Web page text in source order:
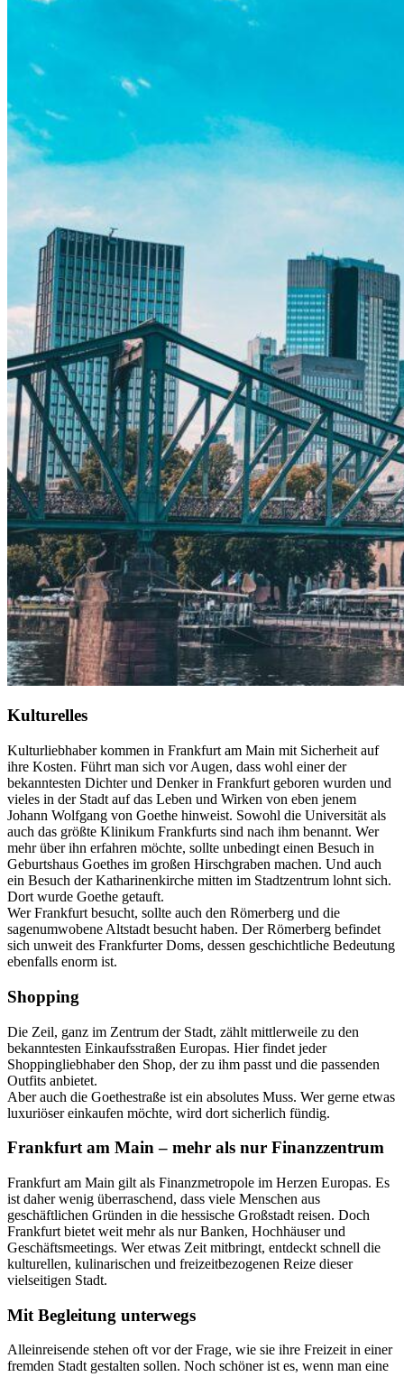
Kulturelles
Kulturliebhaber kommen in Frankfurt am Main mit Sicherheit auf
ihre Kosten. Führt man sich vor Augen, dass wohl einer der
bekanntesten Dichter und Denker in Frankfurt geboren wurden und
vieles in der Stadt auf das Leben und Wirken von eben jenem
Johann Wolfgang von Goethe hinweist. Sowohl die Universität als
auch das größte Klinikum Frankfurts sind nach ihm benannt. Wer
mehr über ihn erfahren möchte, sollte unbedingt einen Besuch in
Geburtshaus Goethes im großen Hirschgraben machen. Und auch
ein Besuch der Katharinenkirche mitten im Stadtzentrum lohnt sich.
Dort wurde Goethe getauft.
Wer Frankfurt besucht, sollte auch den Römerberg und die
sagenumwobene Altstadt besucht haben. Der Römerberg befindet
sich unweit des Frankfurter Doms, dessen geschichtliche Bedeutung
ebenfalls enorm ist.
Shopping
Die Zeil, ganz im Zentrum der Stadt, zählt mittlerweile zu den
bekanntesten Einkaufsstraßen Europas. Hier findet jeder
Shoppingliebhaber den Shop, der zu ihm passt und die passenden
Outfits anbietet.
Aber auch die Goethestraße ist ein absolutes Muss. Wer gerne etwas
luxuriöser einkaufen möchte, wird dort sicherlich fündig.
Frankfurt am Main – mehr als nur Finanzzentrum
Frankfurt am Main gilt als Finanzmetropole im Herzen Europas. Es
ist daher wenig überraschend, dass viele Menschen aus
geschäftlichen Gründen in die hessische Großstadt reisen. Doch
Frankfurt bietet weit mehr als nur Banken, Hochhäuser und
Geschäftsmeetings. Wer etwas Zeit mitbringt, entdeckt schnell die
kulturellen, kulinarischen und freizeitbezogenen Reize dieser
vielseitigen Stadt.
Mit Begleitung unterwegs
Alleinreisende stehen oft vor der Frage, wie sie ihre Freizeit in einer
fremden Stadt gestalten sollen. Noch schöner ist es, wenn man eine